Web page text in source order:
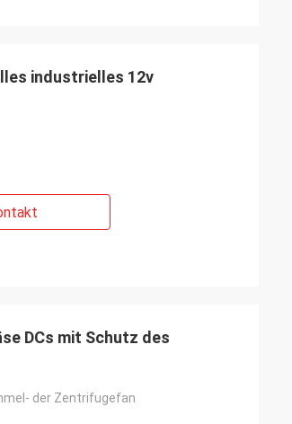
industrielles 12v
DCs mit Schutz des
der Zentrifugefan